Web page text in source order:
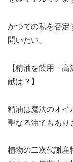
かつての私を否定
問いたい。
【精油を飲用・
献は？】
精油は魔法のオイ
聖なる油でもあり
植物の二次代謝産